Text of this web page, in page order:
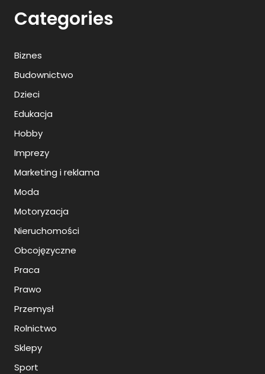
Categories
Biznes
Budownictwo
Dzieci
Edukacja
Hobby
Imprezy
Marketing i reklama
Moda
Motoryzacja
Nieruchomości
Obcojęzyczne
Praca
Prawo
Przemysł
Rolnictwo
Sklepy
Sport